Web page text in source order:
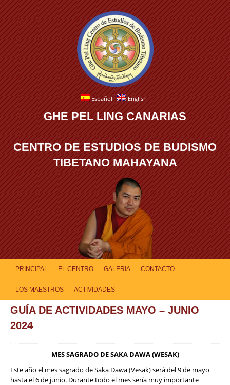
Español English
GHE PEL LING CANARIAS
CENTRO DE ESTUDIOS DE BUDISMO
TIBETANO MAHAYANA
PRINCIPAL EL CENTRO GALERIA CONTACTO
LOS MAESTROS ACTIVIDADES
GUÍA DE ACTIVIDADES MAYO – JUNIO
2024
MES SAGRADO DE SAKA DAWA (WESAK)
Este año el mes sagrado de Saka Dawa (Vesak) será del 9 de mayo
hasta el 6 de junio. Durante todo el mes sería muy importante